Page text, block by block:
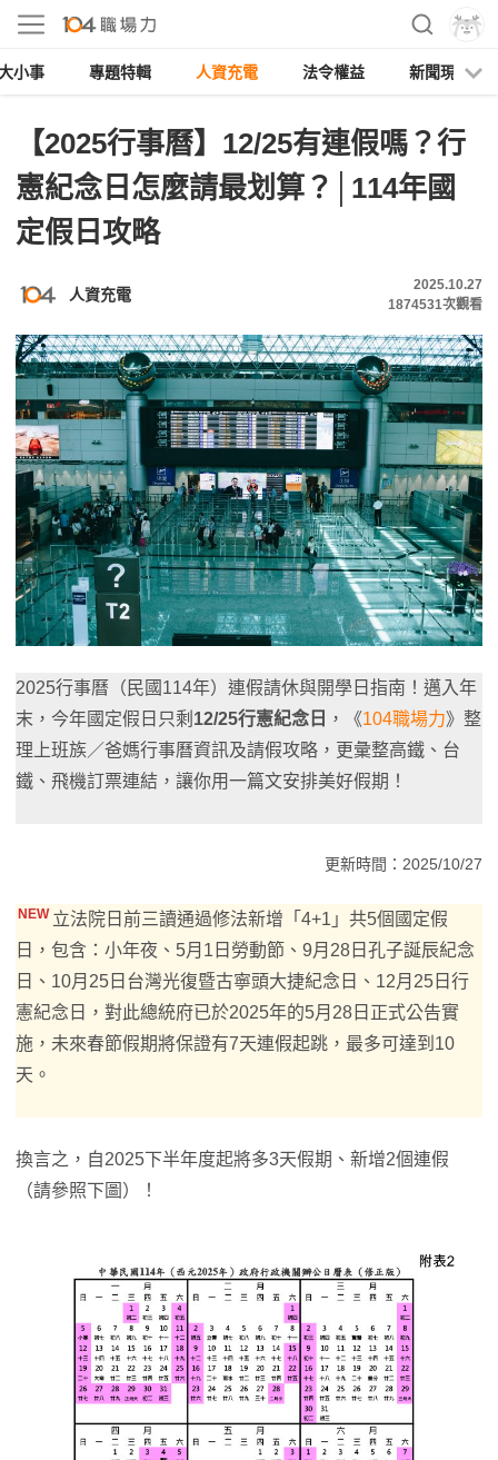
小事 專題特輯 人資充電 法令權益 新聞現場
【2025行事曆】12/25有連假嗎？行
憲紀念日怎麼請最划算？│114年國
定假日攻略
人資充電
2025.10.27
1874531次觀看
2025行事曆（民國114年）連假請休與開學日指南！邁入年
末，今年國定假日只剩 12/25行憲紀念日 ，《104職場力》整
理上班族／爸媽行事曆資訊及請假攻略，更彙整高鐵、台
鐵、飛機訂票連結，讓你用一篇文安排美好假期！
更新時間：2025/10/27
NEW 立法院日前三讀通過修法新增「4+1」共5個國定假
日，包含：小年夜、5月1日勞動節、9月28日孔子誕辰紀念
日、10月25日台灣光復暨古寧頭大捷紀念日、12月25日行
憲紀念日，對此總統府已於2025年的5月28日正式公告實
施，未來春節假期將保證有7天連假起跳，最多可達到10
天。
換言之，自2025下半年度起將多3天假期、新增2個連假
（請參照下圖）！